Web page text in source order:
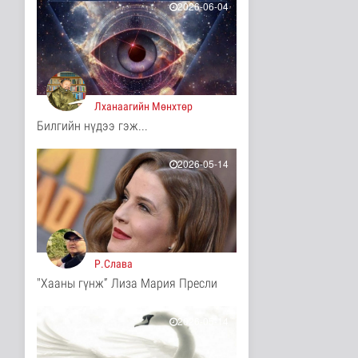
6 цаг 55 минутын өмнө
"Онцгой амралт-2026"
реалити шоуны зургийг
авч э..
Нийгэм
6 цаг 57 минутын өмнө
Монгол-Оросын зэвсэгт
буудлагат..
Нийгэм
6 цаг 59 минутын өмнө
Цагааннуур суманд 23
мянга гаруй га талбайд
тари..
Нийгэм
6 цаг 5 минутын өмнө
нийлүүлэлтийг хоёр да..
Нийгэм
6 цаг 6 минутын өмнө
2026-06-04
Лханаагийн Мөнхтөр
Билгийн нүдээ гэж...
2026-05-14
Р.Слава
"Хааны гүнж” Лиза Мария Пресли
2026-05-14